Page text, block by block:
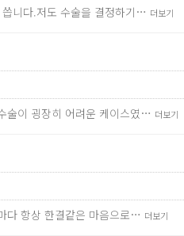
니다.저도 수술을 결정하기… 더보기
술이 굉장히 어려운 케이스였… 더보기
다 항상 한결같은 마음으로… 더보기